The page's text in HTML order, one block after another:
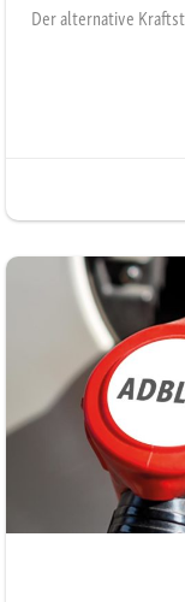
Der alternative